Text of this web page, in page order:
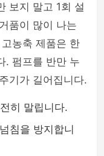
보지 말고 1회 설
품이 많이 나는
농축 제품은 한
. 펌프를 반만 누
기가 길어집니다.
히 말립니다.
침을 방지합니